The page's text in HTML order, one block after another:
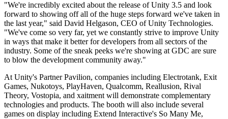
Werben mit Unity
Monetarisieren mit Unity
Anwendungsfälle
Mobile Spiele
Mobile Hits mit Unity erstellen und wachsen lassen
Große Spiele mit kleinen Teams veröffentlichen
XR-Spiele
XR-Spiele plattformübergreifend starten
Blog
Aktualisierungen, Informationen und technische Tipps
Neuigkeiten
Nachrichten, Geschichten und Pressezentrum
Zertifizierungen
Beweisen Sie Ihre Unity-Meisterschaft
"We're incredibly excited about the release of Unity 3.5 and look
forward to showing off all of the huge steps forward we've taken in
the last year," said David Helgason, CEO of Unity Technologies.
"We've come so very far, yet we constantly strive to improve Unity
in ways that make it better for developers from all sectors of the
industry. Some of the sneak peeks we're showing at GDC are sure
to blow the development community away."
At Unity's Partner Pavilion, companies including Electrotank, Exit
Games, Nukotoys, PlayHaven, Qualcomm, Reallusion, Rival
Theory, Vostopia, and xaitment will demonstrate complementary
technologies and products. The booth will also include several
games on display including Extend Interactive's So Many Me,